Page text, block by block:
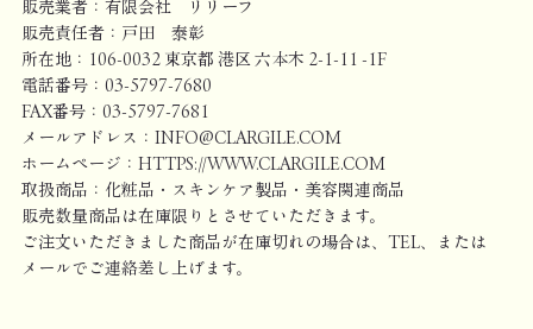
販売業者：有限会社 リリーフ
販売責任者：戸田 泰彰
所在地：106-0032 東京都 港区 六本木 2-1-11 -1F
電話番号：03-5797-7680
FAX番号：03-5797-7681
メールアドレス：INFO@CLARGILE.COM
ホームページ：HTTPS://WWW.CLARGILE.COM
取扱商品：化粧品・スキンケア製品・美容関連商品
販売数量商品は在庫限りとさせていただきます。
ご注文いただきました商品が在庫切れの場合は、TEL、または
メールでご連絡差し上げます。